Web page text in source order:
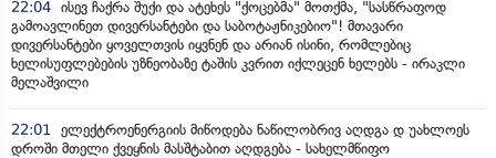
22:04 ისევ ჩაქრა შუქი და ატეხეს "ქოცებმა" მოთქმა, "სასწრაფოდ
გამოავლინეთ დივერსანტები და საბოტაჟნიკებიო"! მთავარი
დივერსანტები ყოველთვის იყვნენ და არიან ისინი, რომლებიც
ხელისუფლებების უზნეობაზე ტაშის კვრით იქლეცენ ხელებს - ირაკლი
მელაშვილი
22:01 ელექტროენერგიის მიწოდება ნაწილობრივ აღდგა დ უახლოეს
დროში მთელი ქვეყნის მასშტაბით აღდგება - სახელმწიფო